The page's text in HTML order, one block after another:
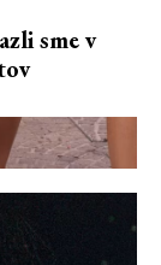
sme v